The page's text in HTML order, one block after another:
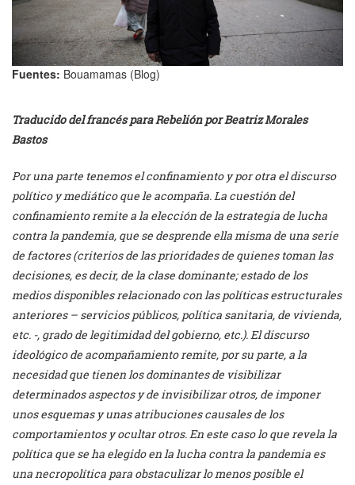
Fuentes: Bouamamas (Blog)
Traducido del francés para Rebelión por Beatriz Morales
Bastos
Por una parte tenemos el confinamiento y por otra el discurso
político y mediático que le acompaña. La cuestión del
confinamiento remite a la elección de la estrategia de lucha
contra la pandemia, que se desprende ella misma de una serie
de factores (criterios de las prioridades de quienes toman las
decisiones, es decir, de la clase dominante; estado de los
medios disponibles relacionado con las políticas estructurales
anteriores – servicios públicos, política sanitaria, de vivienda,
etc. -, grado de legitimidad del gobierno, etc.). El discurso
ideológico de acompañamiento remite, por su parte, a la
necesidad que tienen los dominantes de visibilizar
determinados aspectos y de invisibilizar otros, de imponer
unos esquemas y unas atribuciones causales de los
comportamientos y ocultar otros. En este caso lo que revela la
política que se ha elegido en la lucha contra la pandemia es
una necropolítica para obstaculizar lo menos posible el